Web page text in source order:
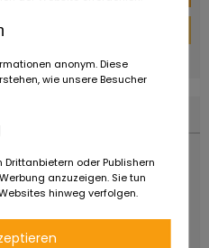
Rechner
anonym. Diese
wie unsere Besucher
oder Publishern
anzuzeigen. Sie tun
hinweg verfolgen.